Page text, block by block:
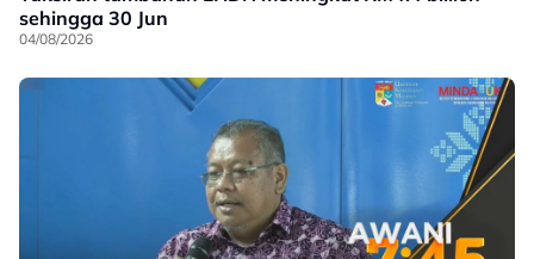
sehingga 30 Jun
04/08/2026